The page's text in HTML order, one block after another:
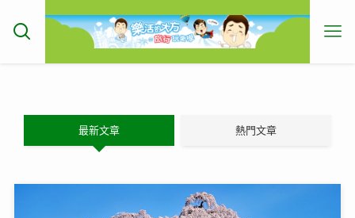
最新文章 熱門文章